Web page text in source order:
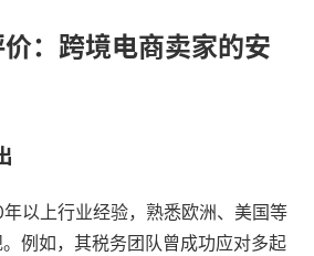
：跨境电商卖家的安
年以上行业经验，熟悉欧洲、美国等
例如，其税务团队曾成功应对多起